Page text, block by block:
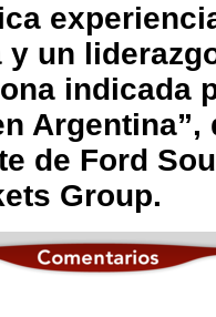
un
indicada
Argentina”,
de Ford
Group.